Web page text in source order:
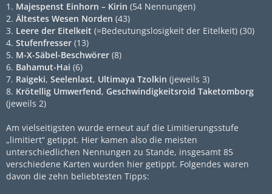
1. Majespenst Einhorn – Kirin (54 Nennungen)
2. Ältestes Wesen Norden (43)
3. Leere der Eitelkeit (=Bedeutungslosigkeit der Eitelkeit) (30)
4. Stufenfresser (13)
5. M-X-Säbel-Beschwörer (8)
6. Bahamut-Hai (6)
7. Raigeki, Seelenlast, Ultimaya Tzolkin (jeweils 3)
8. Krötellig Umwerfend, Geschwindigkeitsroid Taketomborg
(jeweils 2)
Am vielseitigsten wurde erneut auf die Limitierungsstufe
„limitiert“ getippt. Hier kamen also die meisten
unterschiedlichen Nennungen zu Stande, insgesamt 85
verschiedene Karten wurden hier getippt. Folgendes waren
davon die zehn beliebtesten Tipps: